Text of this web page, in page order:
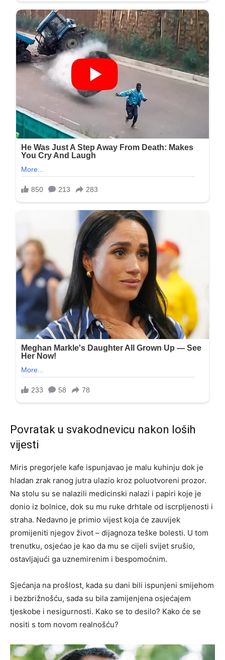
Povratak u svakodnevicu nakon loših
vijesti
Miris pregorjele kafe ispunjavao je malu kuhinju dok je
hladan zrak ranog jutra ulazio kroz poluotvoreni prozor.
Na stolu su se nalazili medicinski nalazi i papiri koje je
donio iz bolnice, dok su mu ruke drhtale od iscrpljenosti i
straha. Nedavno je primio vijest koja će zauvijek
promijeniti njegov život – dijagnoza teške bolesti. U tom
trenutku, osjećao je kao da mu se cijeli svijet srušio,
ostavljajući ga uznemirenim i bespomoćnim.
Sjećanja na prošlost, kada su dani bili ispunjeni smijehom
i bezbrižnošću, sada su bila zamijenjena osjećajem
tjeskobe i nesigurnosti. Kako se to desilo? Kako će se
nositi s tom novom realnošću?